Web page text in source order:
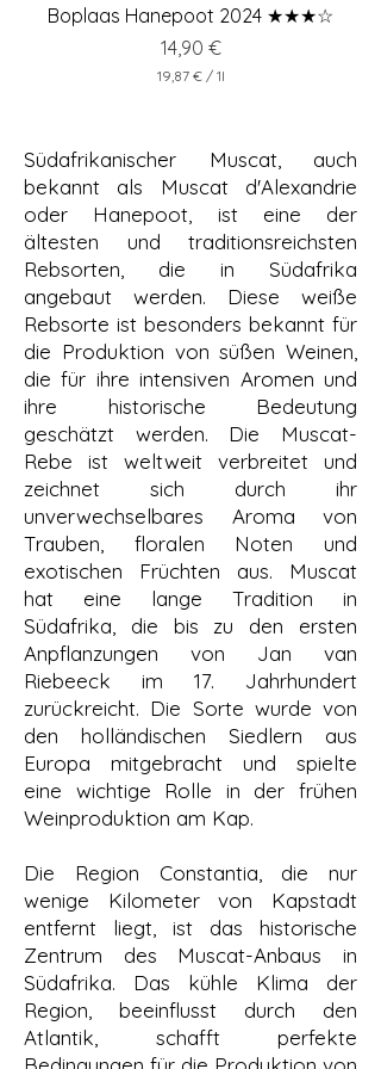
Boplaas Hanepoot 2024 ★★★☆
Preis
14,90 €
19,87 € / 1l
p
r
L
i
e
r
Südafrikanischer Muscat, auch
bekannt als Muscat d'Alexandrie
oder Hanepoot, ist eine der
ältesten und traditionsreichsten
Rebsorten, die in Südafrika
angebaut werden. Diese weiße
Rebsorte ist besonders bekannt für
die Produktion von süßen Weinen,
die für ihre intensiven Aromen und
ihre historische Bedeutung
geschätzt werden. Die Muscat-
Rebe ist weltweit verbreitet und
zeichnet sich durch ihr
unverwechselbares Aroma von
Trauben, floralen Noten und
exotischen Früchten aus. Muscat
hat eine lange Tradition in
Südafrika, die bis zu den ersten
Anpflanzungen von Jan van
Riebeeck im 17. Jahrhundert
zurückreicht. Die Sorte wurde von
den holländischen Siedlern aus
Europa mitgebracht und spielte
eine wichtige Rolle in der frühen
Weinproduktion am Kap.
Die Region Constantia, die nur
wenige Kilometer von Kapstadt
entfernt liegt, ist das historische
Zentrum des Muscat-Anbaus in
Südafrika. Das kühle Klima der
Region, beeinflusst durch den
Atlantik, schafft perfekte